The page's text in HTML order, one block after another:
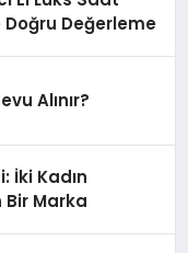
Doğru Değerleme
Alınır?
İki Kadın
Marka